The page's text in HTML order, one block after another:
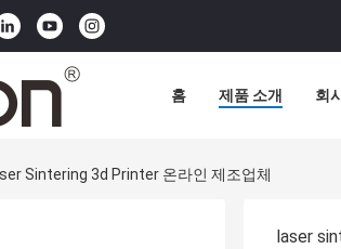
홈 제품 소개 회
Sintering 3d Printer 온라인 제조업체
laser